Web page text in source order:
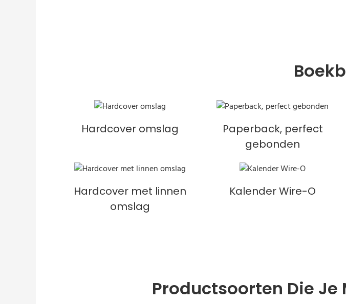
Hardcover omslag
Paperback, perfect
gebonden
Hardcover met linnen
omslag
Kalender Wire-O
Productsoorten Die Je